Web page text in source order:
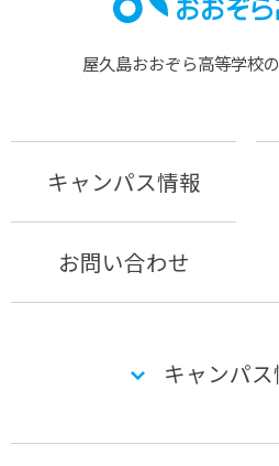
屋久島おおぞら⾼等学校
キャンパス情報
お問い合わせ
キャンパ